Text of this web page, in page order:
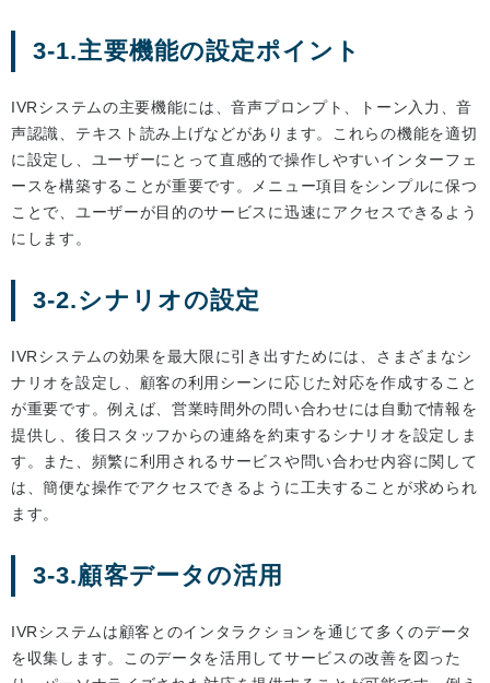
3-1.主要機能の設定ポイント
IVRシステムの主要機能には、音声プロンプト、トーン入力、音
声認識、テキスト読み上げなどがあります。これらの機能を適切
に設定し、ユーザーにとって直感的で操作しやすいインターフェ
ースを構築することが重要です。メニュー項目をシンプルに保つ
ことで、ユーザーが目的のサービスに迅速にアクセスできるよう
にします。
3-2.シナリオの設定
IVRシステムの効果を最大限に引き出すためには、さまざまなシ
ナリオを設定し、顧客の利用シーンに応じた対応を作成すること
が重要です。例えば、営業時間外の問い合わせには自動で情報を
提供し、後日スタッフからの連絡を約束するシナリオを設定しま
す。また、頻繁に利用されるサービスや問い合わせ内容に関して
は、簡便な操作でアクセスできるように工夫することが求められ
ます。
3-3.顧客データの活用
IVRシステムは顧客とのインタラクションを通じて多くのデータ
を収集します。このデータを活用してサービスの改善を図った